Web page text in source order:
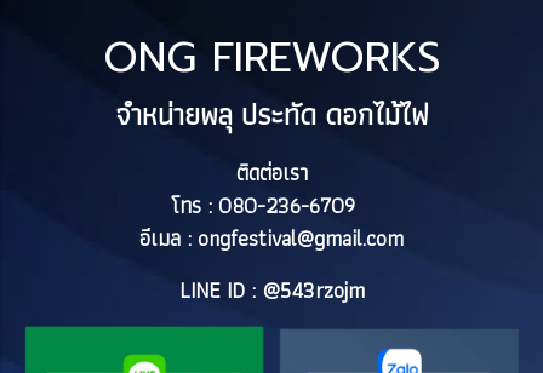
ONG FIREWORKS
จำหน่ายพลุ ประทัด ดอกไม้ไฟ
ติดต่อเรา
โทร : 080-236-6709
อีเมล : ongfestival@gmail.com
LINE ID : @543rzojm